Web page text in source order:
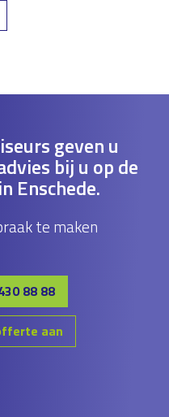
geven u
bij u op de
Enschede.
te maken
88 88
aan